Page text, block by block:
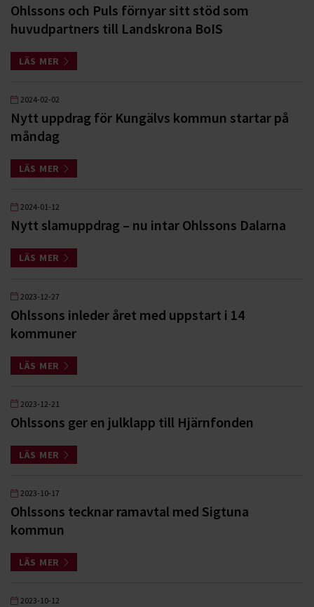
Ohlssons och Puls förnyar sitt stöd som
huvudpartners till Landskrona BoIS
LÄS MER
2024-02-02
Nytt uppdrag för Kungälvs kommun startar på
måndag
LÄS MER
2024-01-12
Nytt slamuppdrag – nu intar Ohlssons Dalarna
LÄS MER
2023-12-27
Ohlssons inleder året med uppstart i 14
kommuner
LÄS MER
2023-12-21
Ohlssons ger en julklapp till Hjärnfonden
LÄS MER
2023-10-17
Ohlssons tecknar ramavtal med Sigtuna
kommun
LÄS MER
2023-10-12